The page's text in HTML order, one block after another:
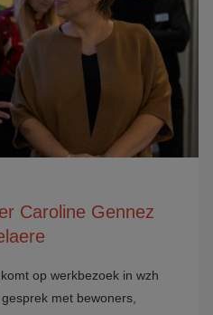
Caroline Gennez
op werkbezoek in wzh
met bewoners,